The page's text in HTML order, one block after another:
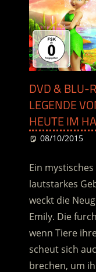
DVD & BLU-
LEGENDE
HEUTE IM
08/10/2015
Ein
lautstarkes
weckt die
Emily. Die
wenn Tiere
scheut sich
brechen, um